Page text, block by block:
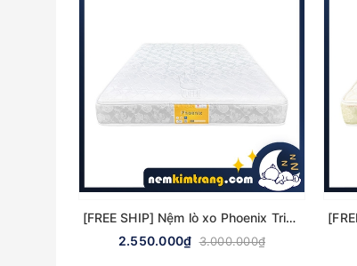
[FREE SHIP] Nệm lò xo Phoenix Tricat 3 viền Vạn Thành - CHÍNH HÃNG, BẢO HÀNH 6 NĂM
2.550.000₫ 3.000.000₫